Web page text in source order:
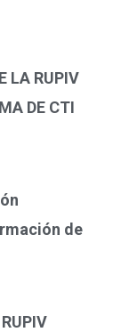
LA RUPIV
DE CTI
de